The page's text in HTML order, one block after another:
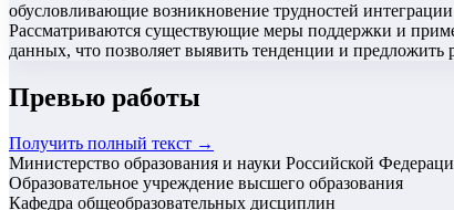
обусловливающие возникновение трудностей
Рассматриваются существующие меры поддержки и
данных, что позволяет выявить тенденции и
Превью работы
Получить полный текст →
Министерство образования и науки Российской
Образовательное учреждение высшего образования
Кафедра общеобразовательных дисциплин